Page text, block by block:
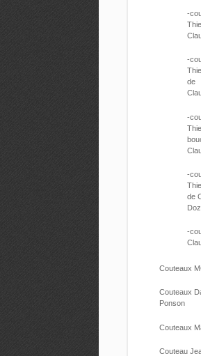
-
-
de
-
-
de
-
Couteaux
Couteaux
Ponson
Couteaux
Couteau